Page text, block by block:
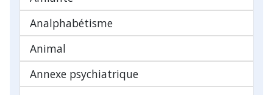
Analphabétisme
Animal
Annexe psychiatrique